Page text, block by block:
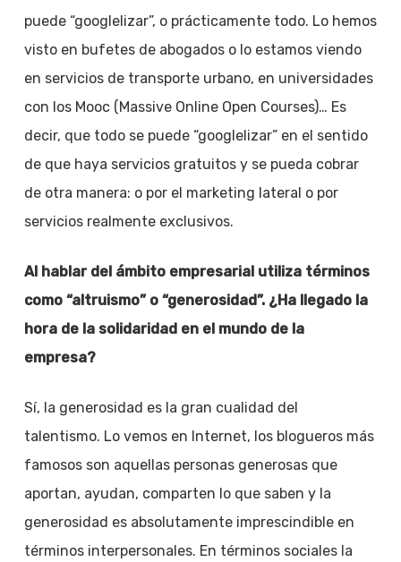
puede “googlelizar”, o prácticamente todo. Lo hemos
visto en bufetes de abogados o lo estamos viendo
en servicios de transporte urbano, en universidades
con los Mooc (Massive Online Open Courses)… Es
decir, que todo se puede “googlelizar” en el sentido
de que haya servicios gratuitos y se pueda cobrar
de otra manera: o por el marketing lateral o por
servicios realmente exclusivos.
Al hablar del ámbito empresarial utiliza términos
como “altruismo” o “generosidad”. ¿Ha llegado la
hora de la solidaridad en el mundo de la
empresa?
Sí, la generosidad es la gran cualidad del
talentismo. Lo vemos en Internet, los blogueros más
famosos son aquellas personas generosas que
aportan, ayudan, comparten lo que saben y la
generosidad es absolutamente imprescindible en
términos interpersonales. En términos sociales la